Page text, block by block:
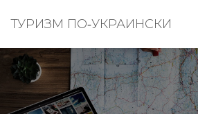
ТУРИЗМ ПО‑УКРАИНСКИ